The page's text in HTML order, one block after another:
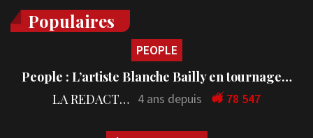
Populaires
PEOPLE
People : L’artiste Blanche Bailly en tournage…
LA REDACTION 4 ans depuis 78 547